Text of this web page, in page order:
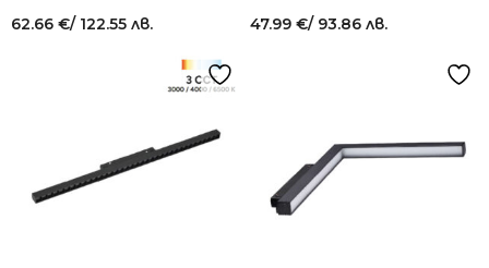
62.66 €/ 122.55 лв. 47.99 €/ 93.86 лв.